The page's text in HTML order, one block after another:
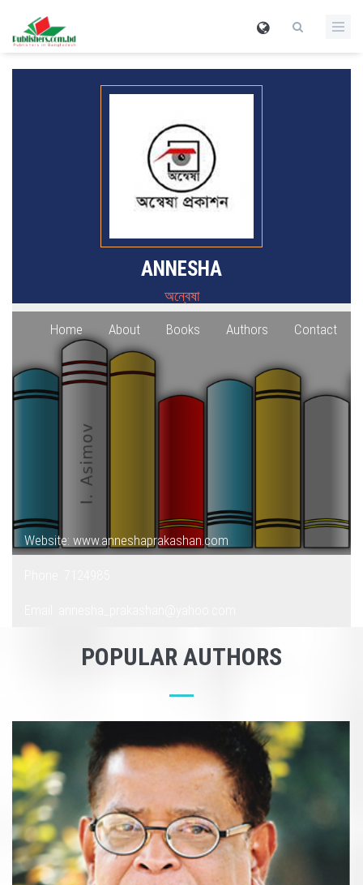
ANNESHA
অন্বেষা
Home About Books Authors Contact
Website: www.anneshaprakashan.com
POPULAR AUTHORS